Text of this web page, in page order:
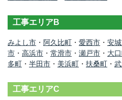
工事エリアB
みよし市 ・ 阿久比町 ・ 愛西市 ・ 安
市 ・ 高浜市 ・ 常滑市 ・ 瀬戸市 ・ 大
多町 ・ 半田市 ・ 美浜町 ・ 扶桑町 ・
工事エリアC